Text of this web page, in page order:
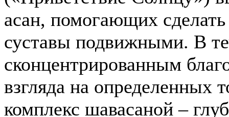
асан, помогающих
суставы подвижными. В
сконцентрированным
взгляда на определенных
комплекс шавасаной –